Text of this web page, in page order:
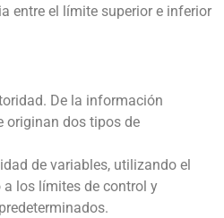
entre el límite superior e inferior
De la información
originan dos tipos de
de variables, utilizando el
los límites de control y